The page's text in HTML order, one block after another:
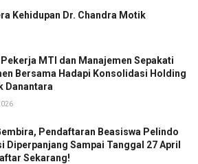
Kehidupan Dr. Chandra Motik
MTI dan Manajemen Sepakati
Bersama Hadapi Konsolidasi Holding
Danantara
Pendaftaran Beasiswa Pelindo
Diperpanjang Sampai Tanggal 27 April
Sekarang!